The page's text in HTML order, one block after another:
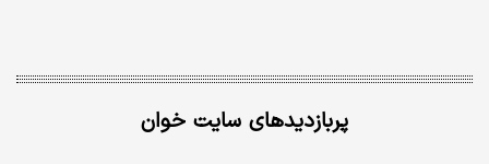
پربازدیدهای سایت خوان